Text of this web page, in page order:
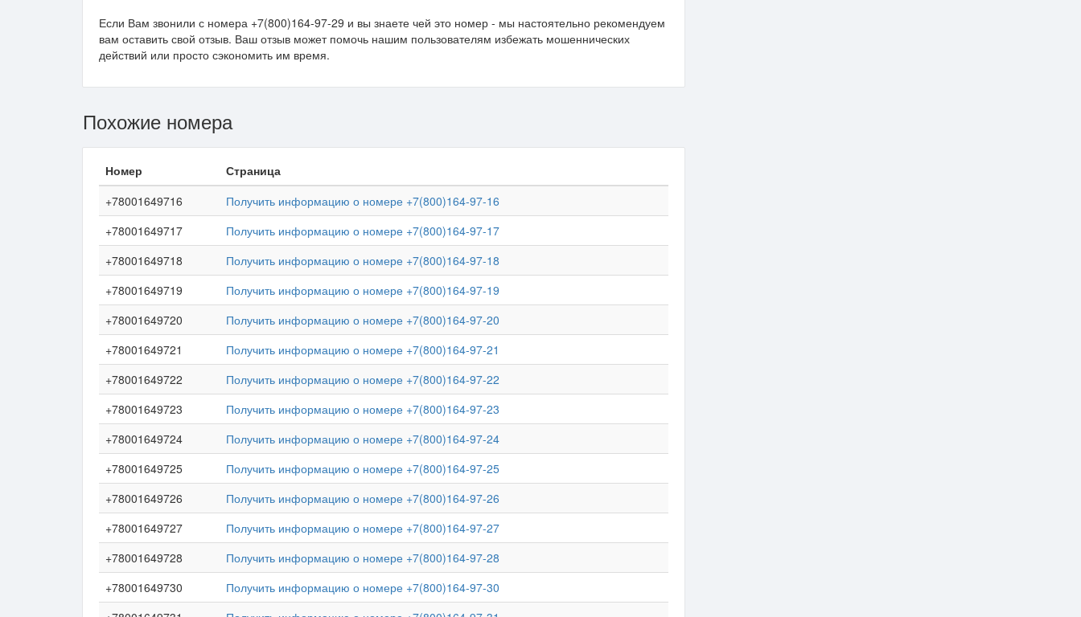
Если Вам звонили с номера +7(800)164-97-29 и вы знаете чей это номер - мы настоятельно рекомендуем
вам оставить свой отзыв. Ваш отзыв может помочь нашим пользователям избежать мошеннических
действий или просто сэкономить им время.
Похожие номера
Номер
Страница
+78001649716
Получить информацию о номере +7(800)164-97-16
+78001649717
Получить информацию о номере +7(800)164-97-17
+78001649718
Получить информацию о номере +7(800)164-97-18
+78001649719
Получить информацию о номере +7(800)164-97-19
+78001649720
Получить информацию о номере +7(800)164-97-20
+78001649721
Получить информацию о номере +7(800)164-97-21
+78001649722
Получить информацию о номере +7(800)164-97-22
+78001649723
Получить информацию о номере +7(800)164-97-23
+78001649724
Получить информацию о номере +7(800)164-97-24
+78001649725
Получить информацию о номере +7(800)164-97-25
+78001649726
Получить информацию о номере +7(800)164-97-26
+78001649727
Получить информацию о номере +7(800)164-97-27
+78001649728
Получить информацию о номере +7(800)164-97-28
+78001649730
Получить информацию о номере +7(800)164-97-30